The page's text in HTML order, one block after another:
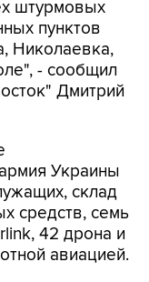
штурмовых
пунктов
Николаевка,
- сообщил
Дмитрий
Украины
склад
средств, семь
42 дрона и
авиацией.